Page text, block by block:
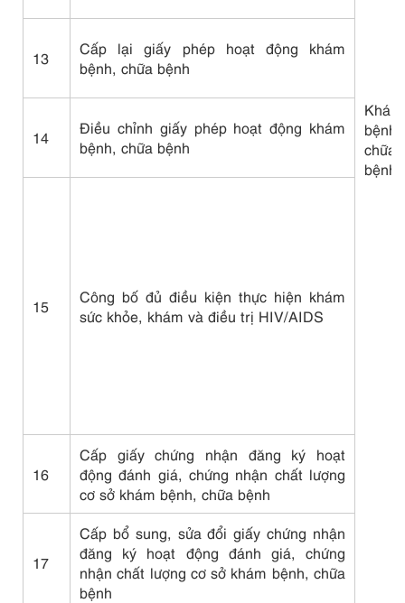
Khám
bệnh,
chữa
bệnh
13
Cấp lại giấy phép hoạt động khám
bệnh, chữa bệnh
14
Điều chỉnh giấy phép hoạt động khám
bệnh, chữa bệnh
15
Công bố đủ điều kiện thực hiện khám
sức khỏe, khám và điều trị HIV/AIDS
16
Cấp giấy chứng nhận đăng ký hoạt
động đánh giá, chứng nhận chất lượng
cơ sở khám bệnh, chữa bệnh
17
Cấp bổ sung, sửa đổi giấy chứng nhận
đăng ký hoạt động đánh giá, chứng
nhận chất lượng cơ sở khám bệnh, chữa
bệnh